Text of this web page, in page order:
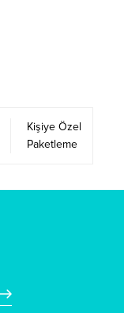
Kişiye Özel
Paketleme